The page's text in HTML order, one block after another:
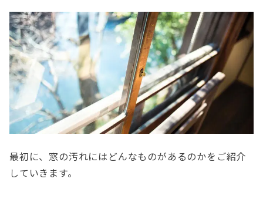
最初に、窓の汚れにはどんなものがあるのかをご紹介
していきます。